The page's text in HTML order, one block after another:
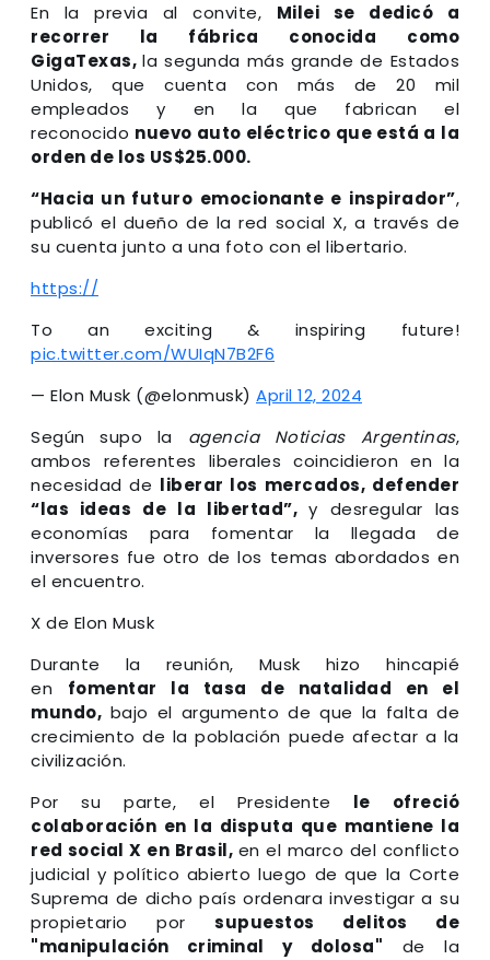
En la previa al convite, Milei se dedicó a
recorrer la fábrica conocida como
GigaTexas,la segunda más grande de Estados
Unidos, que cuenta con más de 20 mil
empleados y en la que fabrican el
reconocido nuevo auto eléctrico que está a la
orden de los US$25.000.
“Hacia un futuro emocionante e inspirador”,
publicó el dueño de la red social X, a través de
su cuenta junto a una foto con el libertario.
https://
To an exciting & inspiring future!
pic.twitter.com/WUIqN7B2F6
— Elon Musk (@elonmusk) April 12, 2024
Según supo la agencia Noticias Argentinas,
ambos referentes liberales coincidieron en la
necesidad de liberar los mercados, defender
“las ideas de la libertad”,y desregular las
economías para fomentar la llegada de
inversores fue otro de los temas abordados en
el encuentro.
X de Elon Musk
Durante la reunión, Musk hizo hincapié
en fomentar la tasa de natalidad en el
mundo, bajo el argumento de que la falta de
crecimiento de la población puede afectar a la
civilización.
Por su parte, el Presidente le ofreció
colaboración en la disputa que mantiene la
red social X en Brasil, en el marco del conflicto
judicial y político abierto luego de que la Corte
Suprema de dicho país ordenara investigar a su
propietario por supuestos delitos de
"manipulación criminal y dolosa" de la